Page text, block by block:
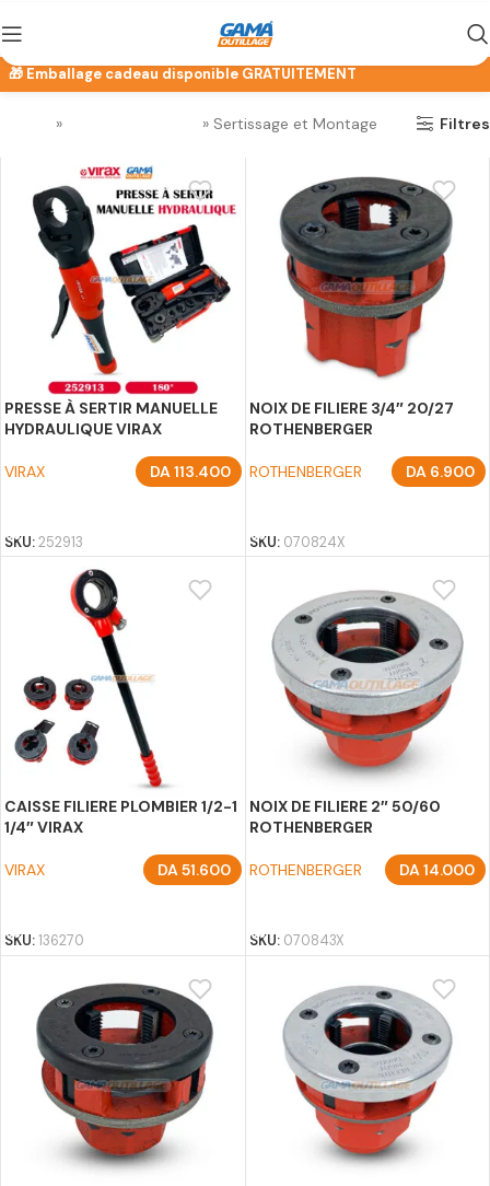
» » Sertissage et Montage Filtres
PRESSE À SERTIR MANUELLE
HYDRAULIQUE VIRAX
VIRAX DA 113.400
SKU:252913
NOIX DE FILIERE 3/4″ 20/27
ROTHENBERGER
ROTHENBERGER DA 6.900
SKU: 070824X
CAISSE FILIERE PLOMBIER 1/2-1
1/4″ VIRAX
VIRAX DA51.600
SKU:136270
NOIX DE FILIERE 2″ 50/60
ROTHENBERGER
ROTHENBERGER DA14.000
SKU: 070843X